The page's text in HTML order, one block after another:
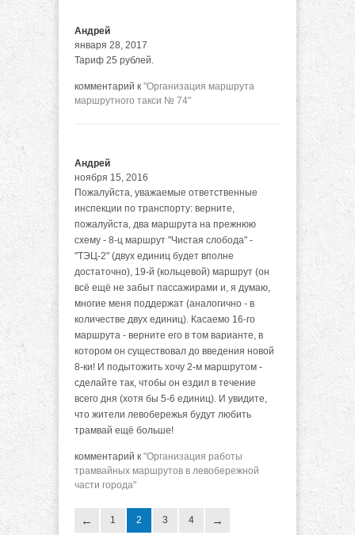
Андрей
января 28, 2017
Тариф 25 рублей.
комментарий к "Организация маршрута
маршрутного такси № 74"
Андрей
ноября 15, 2016
Пожалуйста, уважаемые ответственные
инспекции по транспорту: верните,
пожалуйста, два маршрута на прежнюю
схему - 8-ц маршрут "Чистая слобода" -
"ТЭЦ-2" (двух единиц будет вполне
достаточно), 19-й (кольцевой) маршрут (он
всё ещё не забыт пассажирами и, я думаю,
многие меня поддержат (аналогично - в
количестве двух единиц). Касаемо 16-го
маршрута - верните его в том варианте, в
котором он существовал до введения новой
8-ки! И подытожить хочу 2-м маршрутом -
сделайте так, чтобы он ездил в течение
всего дня (хотя бы 5-6 единиц). И увидите,
что жители левобережья будут любить
трамвай ещё больше!
комментарий к "Организация работы
трамвайных маршрутов в левобережной
части города"
1 2 3 4